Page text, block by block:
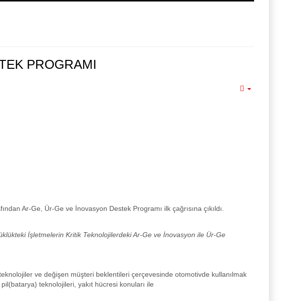
PROGRAMI
Ar-Ge, Ür-Ge ve İnovasyon Destek Programı ilk çağrısına çıkıldı.
İşletmelerin Kritik Teknolojilerdeki Ar-Ge ve İnovasyon ile Ür-Ge
ve değişen müşteri beklentileri çerçevesinde otomotivde kullanılmak
teknolojileri, yakıt hücresi konuları ile